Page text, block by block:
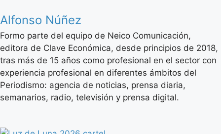
Alfonso Núñez
Formo parte del equipo de Neico Comunicación,
editora de Clave Económica, desde principios de 2018,
tras más de 15 años como profesional en el sector con
experiencia profesional en diferentes ámbitos del
Periodismo: agencia de noticias, prensa diaria,
semanarios, radio, televisión y prensa digital.